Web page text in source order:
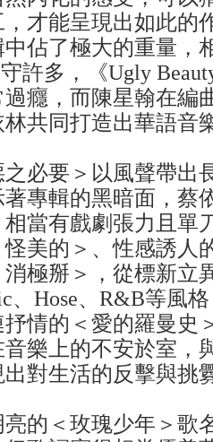
才能呈現出如此的
佔了極大的重量，
許多，《Ugly
癮，而陳星翰在編
共同打造出華語音
必要＞以風聲帶出
專輯的黑暗面，蔡
當有戲劇張力且單
美的＞、性感誘人
極掰＞，從標新立
、Hose、R&B等風
情的＜愛的羅曼史
樂上的不安於室，
對生活的反擊與挑
的＜玫瑰少年＞歌